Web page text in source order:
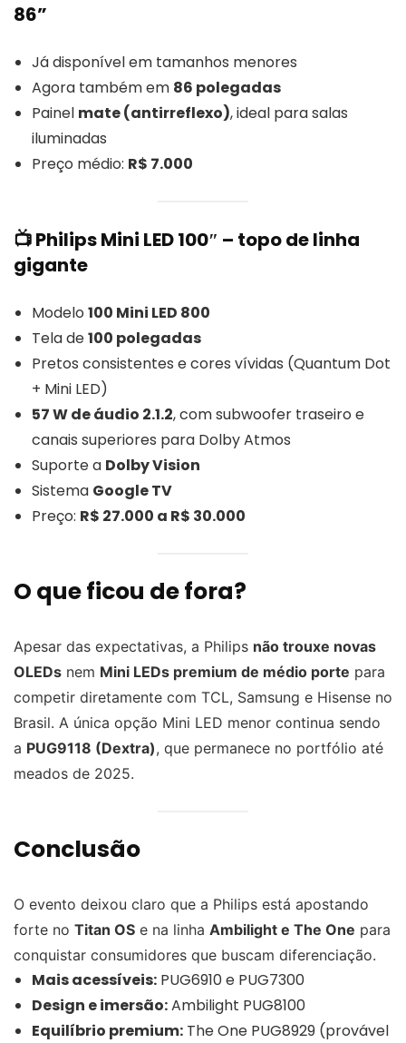
86”
Já disponível em tamanhos menores
Agora também em 86 polegadas
Painel mate (antirreflexo), ideal para salas
iluminadas
Preço médio: R$ 7.000
📺 Philips Mini LED 100″ – topo de linha
gigante
Modelo 100 Mini LED 800
Tela de100 polegadas
Pretos consistentes e cores vívidas (Quantum Dot
+ Mini LED)
57 W de áudio 2.1.2, com subwoofer traseiro e
canais superiores para Dolby Atmos
Suporte a Dolby Vision
Sistema Google TV
Preço: R$ 27.000 a R$ 30.000
O que ficou de fora?
Apesar das expectativas, a Philips não trouxe novas
OLEDs nem Mini LEDs premium de médio porte para
competir diretamente com TCL, Samsung e Hisense no
Brasil. A única opção Mini LED menor continua sendo
a PUG9118 (Dextra), que permanece no portfólio até
meados de 2025.
Conclusão
O evento deixou claro que a Philips está apostando
forte no Titan OS e na linha Ambilight e The One para
conquistar consumidores que buscam diferenciação.
Mais acessíveis: PUG6910 e PUG7300
Design e imersão:Ambilight PUG8100
Equilíbrio premium: The One PUG8929 (provável